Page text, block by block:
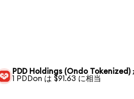
PDD Holdings (Ondo Tokenized)
1 PDDon は $91.63 に相当